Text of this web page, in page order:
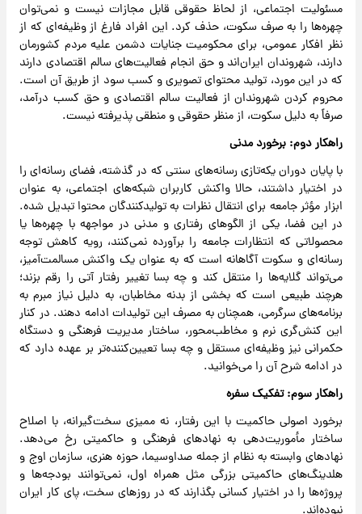
مسئولیت اجتماعی، از لحاظ حقوقی قابل مجازات نیست و نمی‌توان
چهره‌ها را به صرف سکوت، حذف کرد. این افراد فارغ از وظیفه‌ای که از
نظر افکار عمومی، برای محکومیت جنایات دشمن علیه مردم کشورمان
دارند، شهروندان ایران‌اند و حق انجام فعالیت‌های سالم اقتصادی دارند
که در این مورد، تولید محتوای تصویری و کسب سود از طریق آن است.
محروم کردن شهروندان از فعالیت سالم اقتصادی و حق کسب درآمد،
صرفاً به دلیل سکوت، از منظر حقوقی و منطقی پذیرفته نیست.
راهکار دوم: برخورد مدنی
با پایان دوران یکه‌تازی رسانه‌های سنتی که در گذشته، فضای رسانه‌ای را
در اختیار داشتند، حالا واکنش کاربران شبکه‌های اجتماعی، به عنوان
ابزار مؤثر جامعه برای انتقال نظرات به تولیدکنندگان محتوا تبدیل شده.
در این فضا، یکی از الگوهای رفتاری و مدنی در مواجهه با چهره‌ها یا
محصولاتی که انتظارات جامعه را برآورده نمی‌کنند، رویه کاهش توجه
رسانه‌ای و سکوت آگاهانه است که به عنوان یک واکنش مسالمت‌آمیز،
می‌تواند گلایه‌ها را منتقل کند و چه بسا تغییر رفتار آتی را رقم بزند؛
هرچند طبیعی است که بخشی از بدنه مخاطبان، به دلیل نیاز مبرم به
برنامه‌های سرگرمی، همچنان به مصرف این تولیدات ادامه دهند. در کنار
این کنش‌گری نرم و مخاطب‌محور، ساختار مدیریت فرهنگی و دستگاه
حکمرانی نیز وظیفه‌ای مستقل و چه بسا تعیین‌کننده‌تر بر عهده دارد که
در ادامه شرح آن را می‌خوانید.
راهکار سوم: تفکیک سفره
برخورد اصولی حاکمیت با این رفتار، نه ممیزی سخت‌گیرانه، با اصلاح
ساختار مأموریت‌دهی به نهاد‌های فرهنگی و حاکمیتی رخ می‌دهد.
نهادهای وابسته به نظام از جمله صداوسیما، حوزه هنری، سازمان اوج و
هلدینگ‌های حاکمیتی بزرگی مثل همراه اول، نمی‌توانند بودجه‌ها و
پروژه‌ها را در اختیار کسانی بگذارند که در روزهای سخت، پای کار ایران